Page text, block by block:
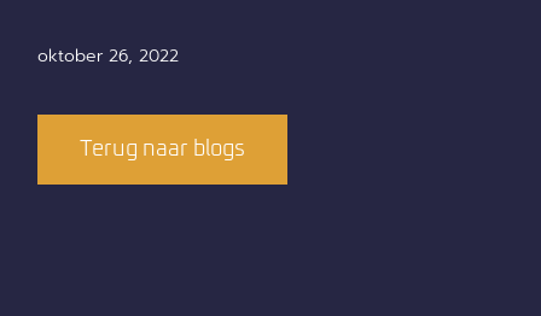
oktober 26, 2022
Terug naar blogs